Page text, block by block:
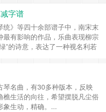
字谱
统》等四十余部谱子中，南宋末
最有影响的作品，乐曲表现柳宗
”的诗意，表达了一种视名利若
工，精益求精。乐曲中运用主
法，显示出作曲艺术的新水
琴名曲，有30多种版本，反映
樵生活的向往，希望摆脱凡尘俗
象生动，精确。...